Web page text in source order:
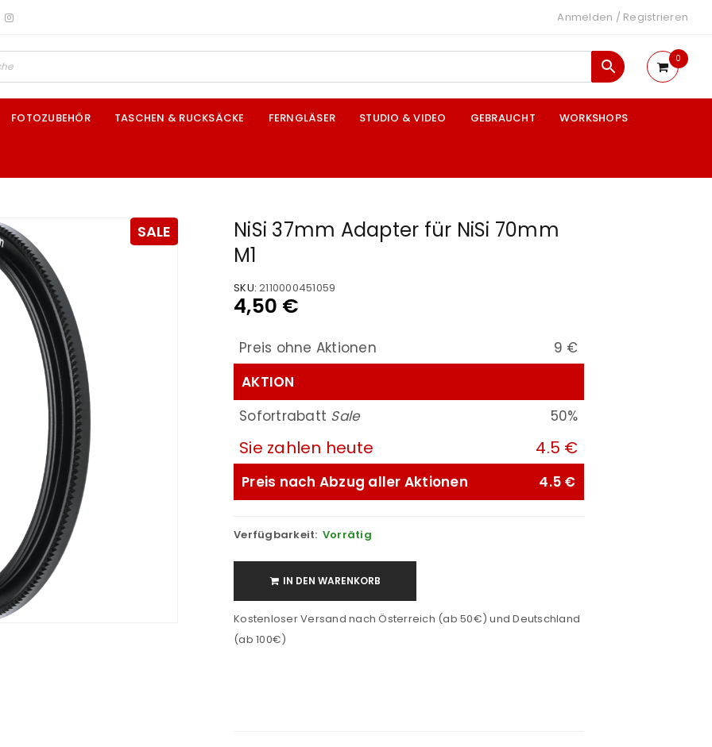
Anmelden / Registrieren
0
FOTOZUBEHÖR TASCHEN & RUCKSÄCKE FERNGLÄSER STUDIO & VIDEO GEBRAUCHT WORKSHOPS
SALE
NiSi 37mm Adapter für NiSi 70mm
M1
SKU: 2110000451059
4,50 €
Preis ohne Aktionen
9 €
AKTION
Sofortrabatt Sale 50%
Sie zahlen heute 4.5 €
Preis nach Abzug aller Aktionen 4.5 €
Verfügbarkeit: Vorrätig
IN DEN WARENKORB
Kostenloser Versand nach Österreich (ab 50€) und Deutschland
(ab 100€)